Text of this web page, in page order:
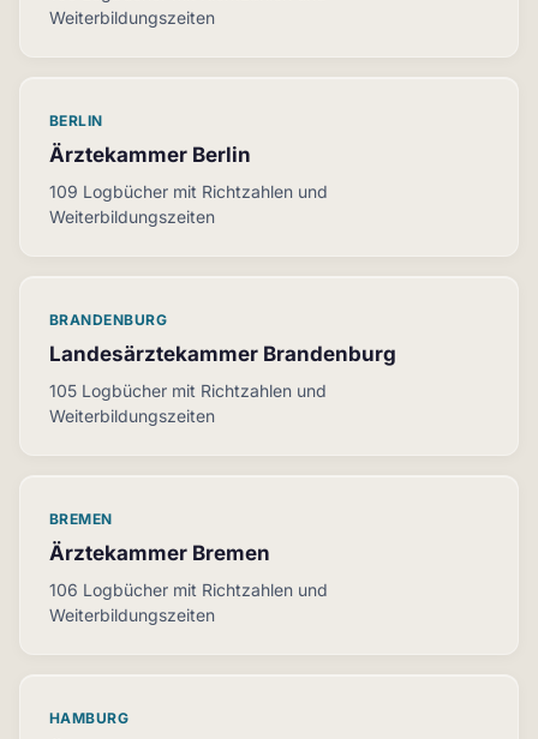
Weiterbildungszeiten
BERLIN
Ärztekammer Berlin
109 Logbücher mit Richtzahlen und
Weiterbildungszeiten
BRANDENBURG
Landesärztekammer Brandenburg
105 Logbücher mit Richtzahlen und
Weiterbildungszeiten
BREMEN
Ärztekammer Bremen
106 Logbücher mit Richtzahlen und
Weiterbildungszeiten
HAMBURG